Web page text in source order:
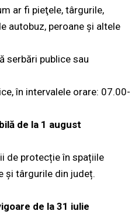
ar fi pieţele, târgurile,
autobuz, peroane şi altele
serbări publice sau
în intervalele orare: 07.00-
de la 1 august
de protecție în spațiile
și târgurile din județ.
de la 31 iulie